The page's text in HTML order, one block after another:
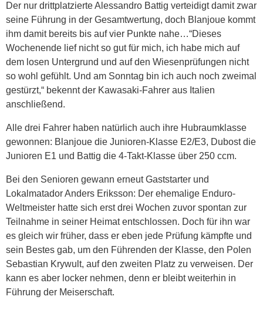
Der nur drittplatzierte Alessandro Battig verteidigt damit zwar
seine Führung in der Gesamtwertung, doch Blanjoue kommt
ihm damit bereits bis auf vier Punkte nahe…“Dieses
Wochenende lief nicht so gut für mich, ich habe mich auf
dem losen Untergrund und auf den Wiesenprüfungen nicht
so wohl gefühlt. Und am Sonntag bin ich auch noch zweimal
gestürzt,“ bekennt der Kawasaki-Fahrer aus Italien
anschließend.
Alle drei Fahrer haben natürlich auch ihre Hubraumklasse
gewonnen: Blanjoue die Junioren-Klasse E2/E3, Dubost die
Junioren E1 und Battig die 4-Takt-Klasse über 250 ccm.
Bei den Senioren gewann erneut Gaststarter und
Lokalmatador Anders Eriksson: Der ehemalige Enduro-
Weltmeister hatte sich erst drei Wochen zuvor spontan zur
Teilnahme in seiner Heimat entschlossen. Doch für ihn war
es gleich wir früher, dass er eben jede Prüfung kämpfte und
sein Bestes gab, um den Führenden der Klasse, den Polen
Sebastian Krywult, auf den zweiten Platz zu verweisen. Der
kann es aber locker nehmen, denn er bleibt weiterhin in
Führung der Meiserschaft.